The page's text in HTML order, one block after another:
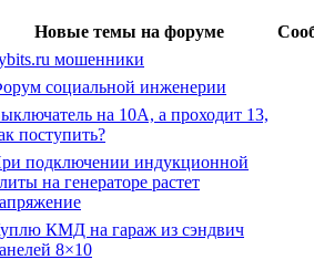
Новые темы на форуме
мошенники
социальной инженерии
на 10А, а проходит 13,
поступить?
подключении индукционной
на генераторе растет
КМД на гараж из сэндвич
8×10